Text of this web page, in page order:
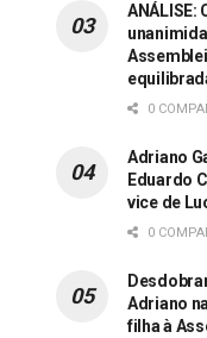
ANÁLISE:
0
Adriano
Eduardo
vice de
0
Adriano
filha à